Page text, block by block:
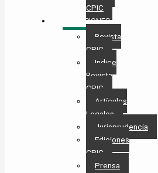
CPIC
PUBLICACIONES
Revista
CPIC
Indice
Revista
CPIC
Artículos
Legales
Jurisprudencia
Ediciones
CPIC
Prensa